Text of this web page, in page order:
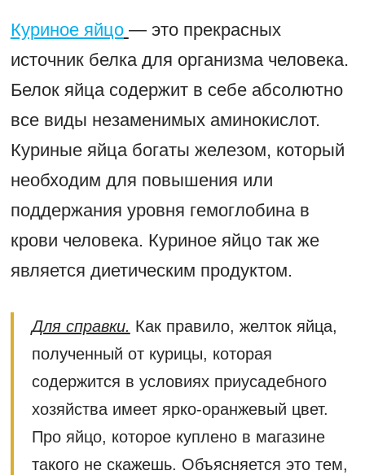
Куриное яйцо — это прекрасных
источник белка для организма человека.
Белок яйца содержит в себе абсолютно
все виды незаменимых аминокислот.
Куриные яйца богаты железом, который
необходим для повышения или
поддержания уровня гемоглобина в
крови человека. Куриное яйцо так же
является диетическим продуктом.
Для справки. Как правило, желток яйца,
полученный от курицы, которая
содержится в условиях приусадебного
хозяйства имеет ярко-оранжевый цвет.
Про яйцо, которое куплено в магазине
такого не скажешь. Объясняется это тем,